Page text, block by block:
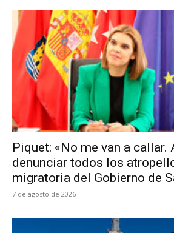
Piquet: «No me van a callar.
denunciar todos los
migratoria del Gobierno de
7 de agosto de 2026